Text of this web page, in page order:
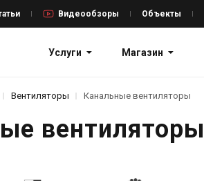
Видеообзоры Объекты
Услуги Магазин
Вентиляторы Канальные вентиляторы
вентиляторы